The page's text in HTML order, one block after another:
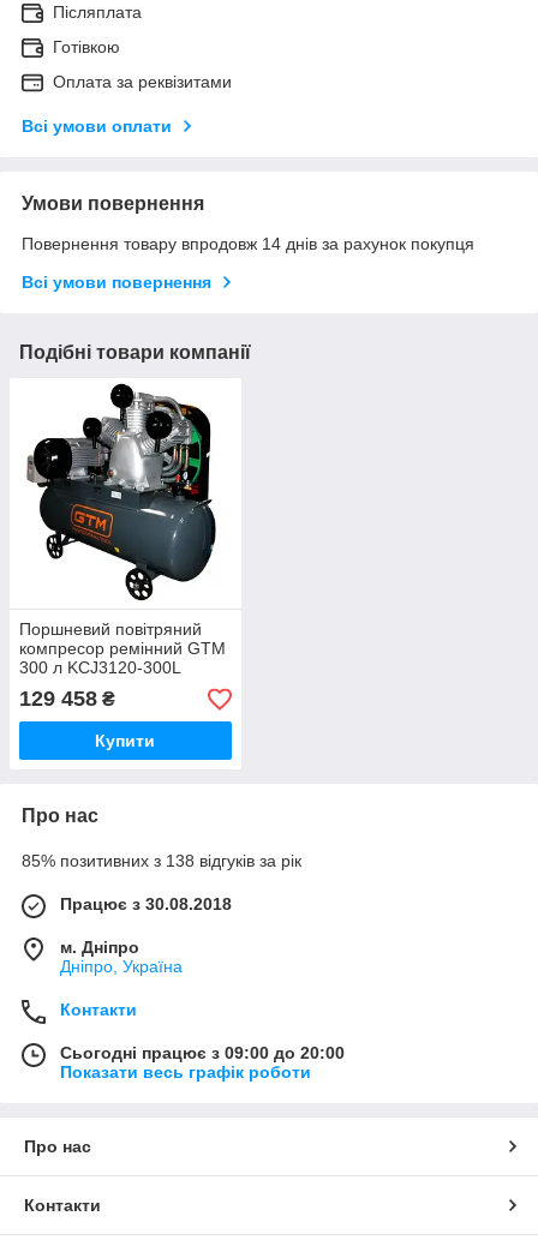
Післяплата
Готівкою
Оплата за реквізитами
Всі умови оплати
Умови повернення
Повернення товару впродовж 14 днів за рахунок покупця
Всі умови повернення
Подібні товари компанії
Поршневий повітряний
компресор ремінний GTM
300 л KCJ3120-300L
129 458 ₴
Купити
Про нас
85% позитивних з 138 відгуків за рік
Працює з 30.08.2018
м. Дніпро
Дніпро, Україна
Контакти
Сьогодні працює з 09:00 до 20:00
Показати весь графік роботи
Про нас
Контакти